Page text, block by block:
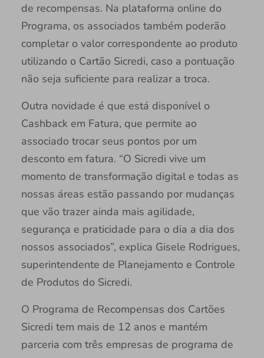
de recompensas. Na plataforma online do
Programa, os associados também poderão
completar o valor correspondente ao produto
utilizando o Cartão Sicredi, caso a pontuação
não seja suficiente para realizar a troca.
Outra novidade é que está disponível o
Cashback em Fatura, que permite ao
associado trocar seus pontos por um
desconto em fatura. “O Sicredi vive um
momento de transformação digital e todas as
nossas áreas estão passando por mudanças
que vão trazer ainda mais agilidade,
segurança e praticidade para o dia a dia dos
nossos associados”, explica Gisele Rodrigues,
superintendente de Planejamento e Controle
de Produtos do Sicredi.
O Programa de Recompensas dos Cartões
Sicredi tem mais de 12 anos e mantém
parceria com três empresas de programa de